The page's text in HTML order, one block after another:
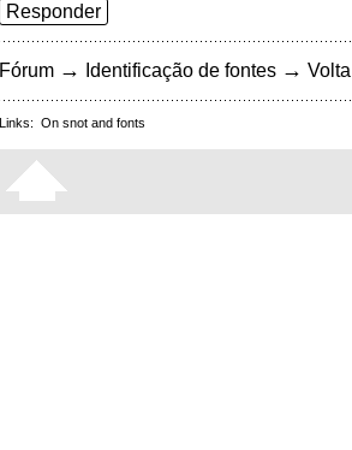
Responder
Fórum → Identificação de fontes →
Links: On snot and fonts